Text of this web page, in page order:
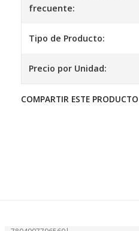
frecuente:
Tipo de Producto:
Precio por Unidad:
COMPARTIR ESTE PRODUCTO